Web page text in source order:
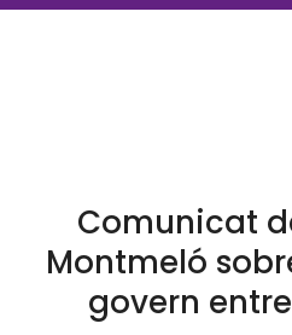
Comunicat
Montmeló
govern entre